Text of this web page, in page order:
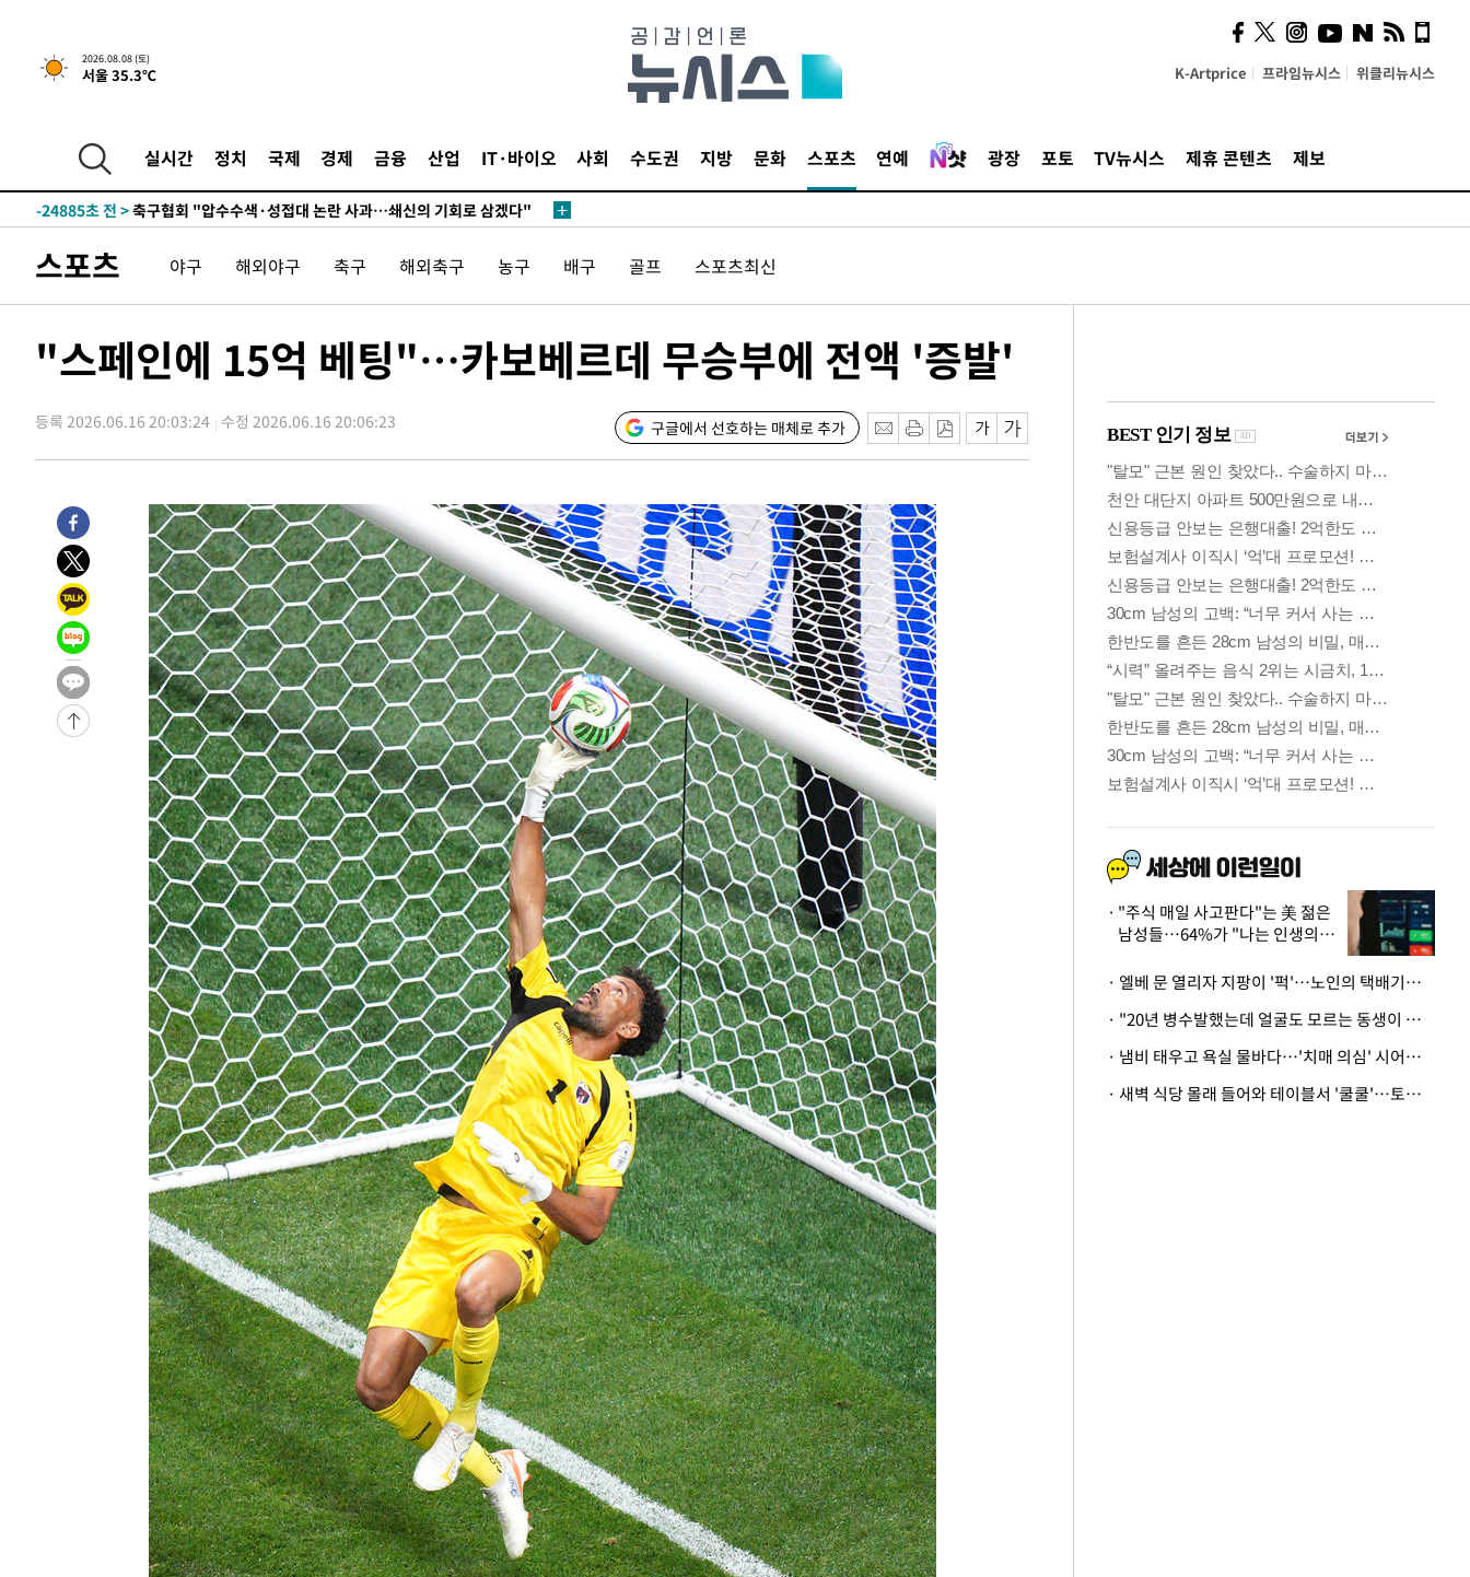
2026.08.08 (토)
서울 35.3℃ K-Artprice 프라임뉴시스 위클리뉴시스
실시간 정치 국제 경제 금융 산업 IT·바이오 사회 수도권 지방 문화 스포츠 연예 광장 포토 TV뉴시스 제휴 콘텐츠 제보
-5149초 전 >[속보]뉴욕증시 상승 마감…S&P 0.6% 나스닥 1.3%↑
-31640초 전 >
여수 오동도 해상서 모터보트 전복…1명 사망·1명 실종
-27867초 전 >
주 날씨]
-24885초 전 >축구협회 "압수수색·성접대 논란 사과…쇄신의 기회로 삼겠다"
송"
-12023초 전 >
'최고 37도' 폭염 지속…강원동해안 최대 150㎜ 비
-5149초 전 >[속보]뉴욕증시 상승 마감…S&P 0.6% 나스닥 1.3%↑
-31640초 전 >
여수 오동도 해상서 모터보트 전복…1명 사망·1명 실종
주 날씨]
-24885초 전 >축구협회 "압수수색·성접대 논란 사과…쇄신의 기회로 삼겠다"
-23402초 전 >[속보]'압수수색·성접대 논란' 축구협회 "실망과 걱정 안겨드려 죄
-5149초 전 >
[속보]뉴욕증시 상승 마감…S&P 0.6% 나스닥 1.3%↑
스포츠 야구 해외야구 축구 해외축구 농구 배구 골프 스포츠최신
"스페인에 15억 베팅"…카보베르데 무승부에 전액 '증발'
등록 2026.06.16 20:03:24 수정 2026.06.16 20:06:23 구글에서 선호하는 매체로 추가
시, 스마트폰 액세서리에
NFC 더했다
"주식 매일 사고판다"는 美 젊은
남성들…64%가 "나는 인생의
· 엘베 문 열리자 지팡이 '퍽'…노인의 택배기사 폭행 이유
· "20년 병수발했는데 얼굴도 모르는 동생이 유산 절반을"…배다른 형제 상속권 있을까
· 냄비 태우고 욕실 물바다…'치매 의심' 시어머니 검사 권유했다가 '날벼락'
· 새벽 식당 몰래 들어와 테이블서 '쿨쿨'…토사물 남기고 사라진 남성